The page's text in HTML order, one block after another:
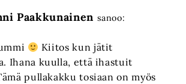
Paakkunainen sanoo:
Kiitos kun jätit
Ihana kuulla, että ihastuit
pullakakku tosiaan on myös